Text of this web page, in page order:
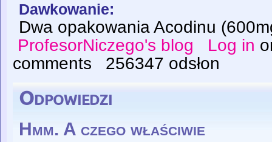
Dawkowanie:
Dwa opakowania Acodinu
ProfesorNiczego's blog
Log in
comments
256347 odsłon
Odpowiedzi
Hmm. A czego właściwie